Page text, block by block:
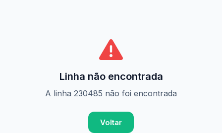
Linha não encontrada
A linha 230485 não foi encontrada
Voltar